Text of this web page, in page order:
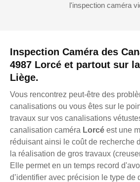
Inspection Caméra des
4987 Lorcé et partout sur
Liège.
Vous rencontrez peut-être des
canalisations ou vous êtes sur le
travaux sur vos canalisations
canalisation caméra Lorcé est une
réduisant ainsi le coût de recherche
la réalisation de gros travaux
Elle permet en un temps record
d’identifier avec précision le type de
l'inspection caméra